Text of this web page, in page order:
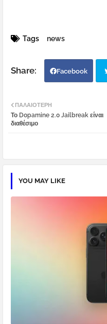
Tags news
Facebook
ΠΑΛΑΙΌΤΕΡΗ
Το Dopamine 2.0 Jailbreak είναι
διαθέσιμο
YOU MAY LIKE